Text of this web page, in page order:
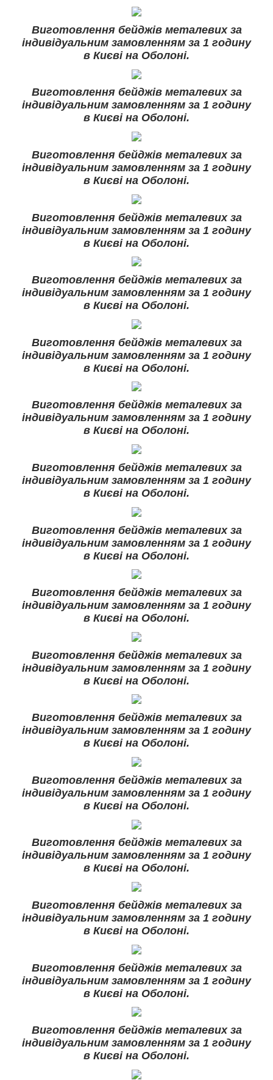
Виготовлення бейджів металевих за
індивідуальним замовленням за 1 годину
в Києві на Оболоні.
Виготовлення бейджів металевих за
індивідуальним замовленням за 1 годину
в Києві на Оболоні.
Виготовлення бейджів металевих за
індивідуальним замовленням за 1 годину
в Києві на Оболоні.
Виготовлення бейджів металевих за
індивідуальним замовленням за 1 годину
в Києві на Оболоні.
Виготовлення бейджів металевих за
індивідуальним замовленням за 1 годину
в Києві на Оболоні.
Виготовлення бейджів металевих за
індивідуальним замовленням за 1 годину
в Києві на Оболоні.
Виготовлення бейджів металевих за
індивідуальним замовленням за 1 годину
в Києві на Оболоні.
Виготовлення бейджів металевих за
індивідуальним замовленням за 1 годину
в Києві на Оболоні.
Виготовлення бейджів металевих за
індивідуальним замовленням за 1 годину
в Києві на Оболоні.
Виготовлення бейджів металевих за
індивідуальним замовленням за 1 годину
в Києві на Оболоні.
Виготовлення бейджів металевих за
індивідуальним замовленням за 1 годину
в Києві на Оболоні.
Виготовлення бейджів металевих за
індивідуальним замовленням за 1 годину
в Києві на Оболоні.
Виготовлення бейджів металевих за
індивідуальним замовленням за 1 годину
в Києві на Оболоні.
Виготовлення бейджів металевих за
індивідуальним замовленням за 1 годину
в Києві на Оболоні.
Виготовлення бейджів металевих за
індивідуальним замовленням за 1 годину
в Києві на Оболоні.
Виготовлення бейджів металевих за
індивідуальним замовленням за 1 годину
в Києві на Оболоні.
Виготовлення бейджів металевих за
індивідуальним замовленням за 1 годину
в Києві на Оболоні.